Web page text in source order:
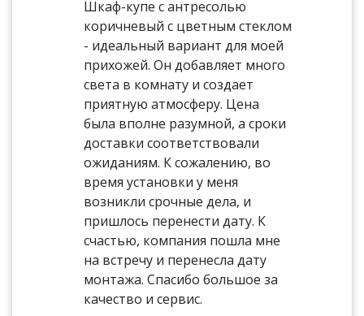
Шкаф-купе с антресолью
коричневый с цветным стеклом
- идеальный вариант для моей
прихожей. Он добавляет много
света в комнату и создает
приятную атмосферу. Цена
была вполне разумной, а сроки
доставки соответствовали
ожиданиям. К сожалению, во
время установки у меня
возникли срочные дела, и
пришлось перенести дату. К
счастью, компания пошла мне
на встречу и перенесла дату
монтажа. Спасибо большое за
качество и сервис.